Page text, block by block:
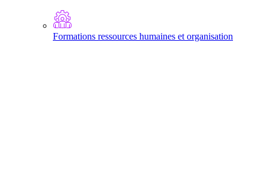
Formations ressources humaines et organisation